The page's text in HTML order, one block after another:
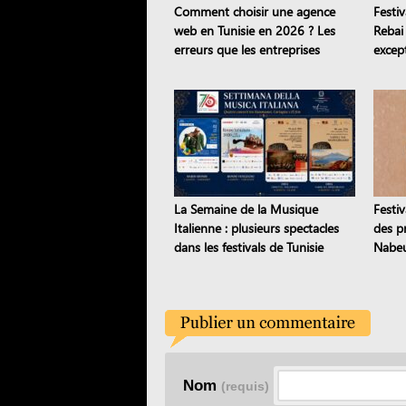
Comment choisir une agence
web en Tunisie en 2026 ? Les
erreurs que les entreprises
La Semaine de la Musique
Italienne : plusieurs spectacles
dans les festivals de Tunisie
des
Nom (requis)